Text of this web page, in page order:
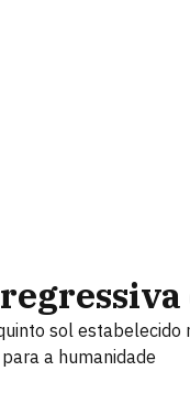
sol
a humanidade